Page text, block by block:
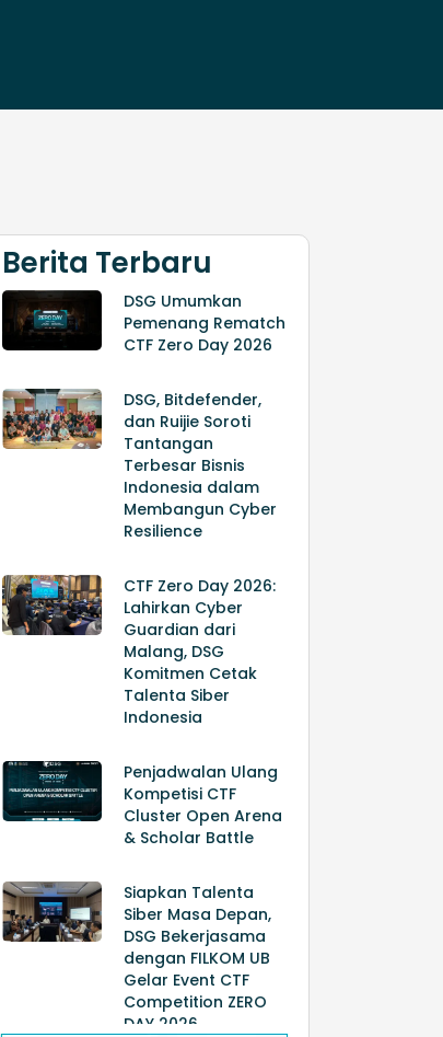
Berita Terbaru
DSG Umumkan
Pemenang Rematch
CTF Zero Day 2026
DSG, Bitdefender,
dan Ruijie Soroti
Tantangan
Terbesar Bisnis
Indonesia dalam
Membangun Cyber
Resilience
CTF Zero Day 2026:
Lahirkan Cyber
Guardian dari
Malang, DSG
Komitmen Cetak
Talenta Siber
Indonesia
Penjadwalan Ulang
Kompetisi CTF
Cluster Open Arena
& Scholar Battle
Siapkan Talenta
Siber Masa Depan,
DSG Bekerjasama
dengan FILKOM UB
Gelar Event CTF
Competition ZERO
DAY 2026